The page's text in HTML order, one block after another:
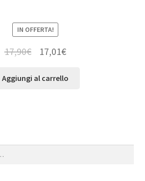
IN OFFERTA!
17,90€ 17,01€
Aggiungi al carrello